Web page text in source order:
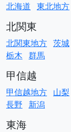
北海道 東北地方
北関東
北関東地方 茨城
栃木 群馬
甲信越
甲信越地方 山梨
長野
新潟
東海